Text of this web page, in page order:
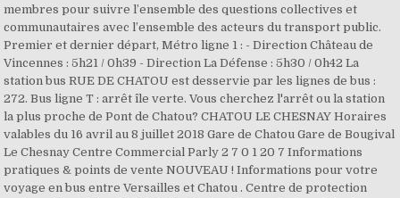
membres pour suivre l’ensemble des questions collectives et
communautaires avec l’ensemble des acteurs du transport public.
Premier et dernier départ, Métro ligne 1 : - Direction Château de
Vincennes : 5h21 / 0h39 - Direction La Défense : 5h30 / 0h42 La
station bus RUE DE CHATOU est desservie par les lignes de bus :
272. Bus ligne T : arrêt île verte. Vous cherchez l'arrêt ou la station
la plus proche de Pont de Chatou? CHATOU LE CHESNAY Horaires
valables du 16 avril au 8 juillet 2018 Gare de Chatou Gare de Bougival
Le Chesnay Centre Commercial Parly 2 7 0 1 20 7 Informations
pratiques & points de vente NOUVEAU ! Informations pour votre
voyage en bus entre Versailles et Chatou . Centre de protection